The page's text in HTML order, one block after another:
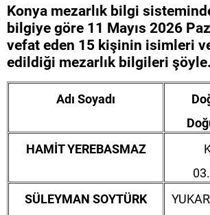
Konya mezarlık bilgi
bilgiye göre 11 Mayıs 2026
vefat eden 15 kişinin isimleri
edildiği mezarlık bilgileri
Adı Soyadı
HAMİT YEREBASMAZ
SÜLEYMAN SOYTÜRK